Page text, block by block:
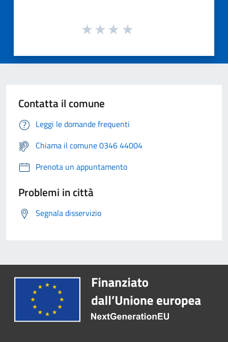
Contatta il comune
Leggi le domande frequenti
Chiama il comune 0346 44004
Prenota un appuntamento
Problemi in città
Segnala disservizio